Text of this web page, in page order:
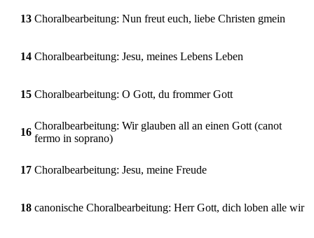
13 Choralbearbeitung: Nun freut euch, liebe Christen gmein
14 Choralbearbeitung: Jesu, meines Lebens Leben
15 Choralbearbeitung: O Gott, du frommer Gott
16
Choralbearbeitung: Wir glauben all an einen Gott (canot
fermo in soprano)
17 Choralbearbeitung: Jesu, meine Freude
18 canonische Choralbearbeitung: Herr Gott, dich loben alle wir